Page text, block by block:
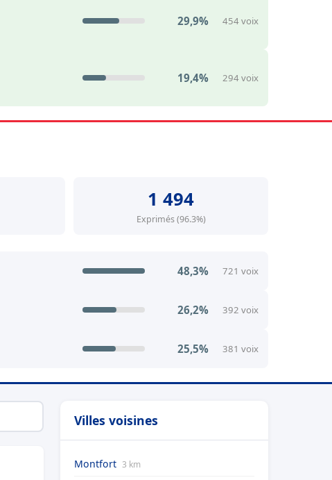
29,9% 454 voix
19,4% 294 voix
1 494
Exprimés (96.3%)
48,3% 721 voix
26,2% 392 voix
25,5% 381 voix
Villes voisines
Montfort 3 km